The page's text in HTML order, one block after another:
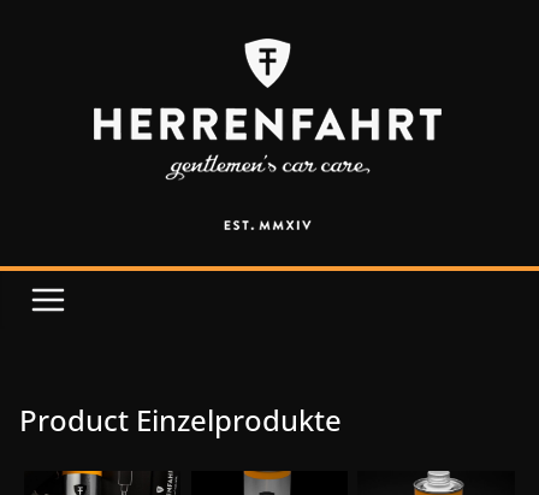
Product Einzelprodukte